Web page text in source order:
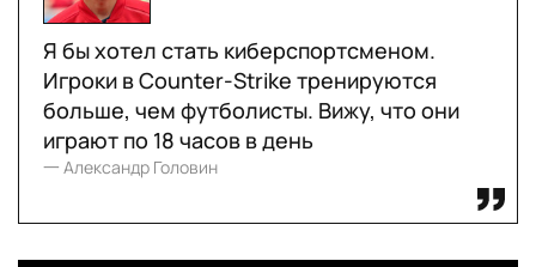
Я бы хотел стать киберспортсменом.
Игроки в Counter-Strike тренируются
больше, чем футболисты. Вижу, что они
играют по 18 часов в день
一 Александр Головин